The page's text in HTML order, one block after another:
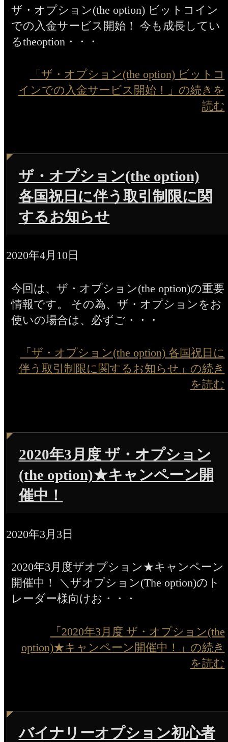
ザ・オプション(the option) ビットコイン
での入金サービス開始！ 今も成長してい
るtheoption・・・
「ザ・オプション(the option) ビットコ
インでの入金サービス開始！」の続きを
読む
ザ・オプション(the option)
各国祝日に伴う取引制限に関
するお知らせ
2020年4月10日
今回は、ザ・オプション(the option)の重要
情報です。 その為、ザ・オプションをお
使いの場合は、必ずご・・・
「ザ・オプション(the option) 各国祝日に
伴う取引制限に関するお知らせ」の続き
を読む
2020年3月度 ザ・オプション
(the option)★キャンペーン開
催中！
2020年3月3日
2020年3月度ザオプション★キャンペーン
開催中！ ＼ザオプション(The option)のト
レーダー様向けお・・・
「2020年3月度 ザ・オプション(the
option)★キャンペーン開催中！」の続き
を読む
バイナリーオプション初心者